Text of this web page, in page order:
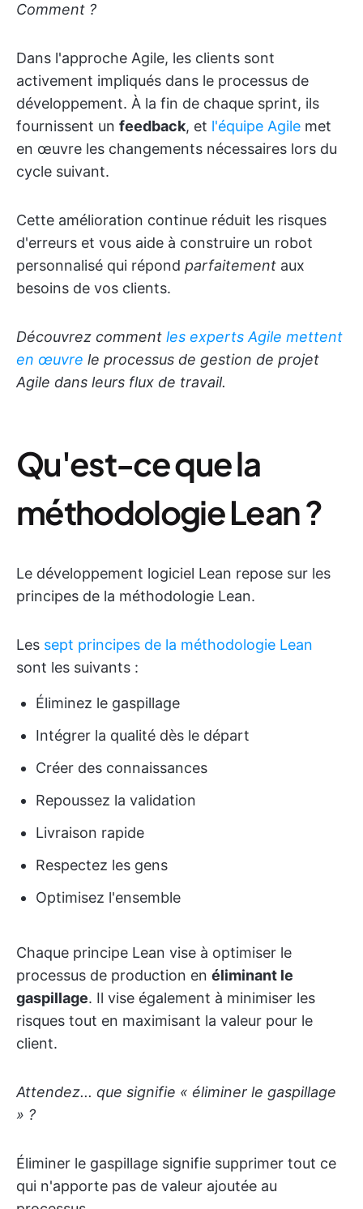
Comment ?
Dans l'approche Agile, les clients sont
activement impliqués dans le processus de
développement. À la fin de chaque sprint, ils
fournissent un feedback, et l'équipe Agile met
en œuvre les changements nécessaires lors du
cycle suivant.
Cette amélioration continue réduit les risques
d'erreurs et vous aide à construire un robot
personnalisé qui répond parfaitement aux
besoins de vos clients.
Découvrez comment les experts Agile mettent
en œuvre le processus de gestion de projet
Agile dans leurs flux de travail.
Qu'est-ce que la
méthodologie Lean ?
Le développement logiciel Lean repose sur les
principes de la méthodologie Lean.
Les sept principes de la méthodologie Lean
sont les suivants :
Éliminez le gaspillage
Intégrer la qualité dès le départ
Créer des connaissances
Repoussez la validation
Livraison rapide
Respectez les gens
Optimisez l'ensemble
Chaque principe Lean vise à optimiser le
processus de production en éliminant le
gaspillage. Il vise également à minimiser les
risques tout en maximisant la valeur pour le
client.
Attendez... que signifie « éliminer le gaspillage
» ?
Éliminer le gaspillage signifie supprimer tout ce
qui n'apporte pas de valeur ajoutée au